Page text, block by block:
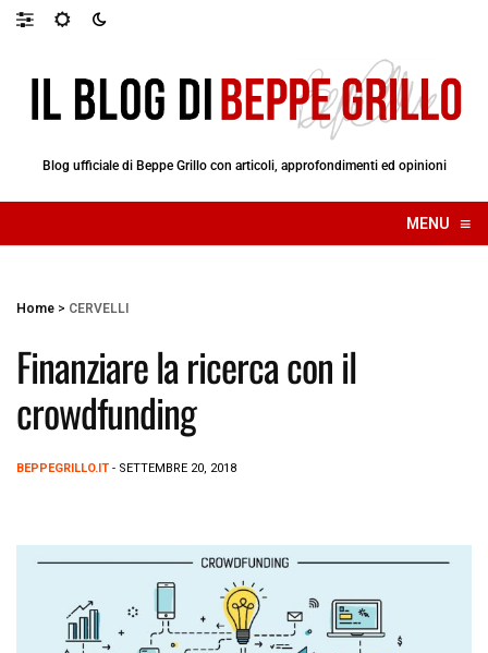
Blog ufficiale di Beppe Grillo con articoli, approfondimenti ed opinioni
MENU ≡
☰
Home > CERVELLI
Finanziare la ricerca con il
crowdfunding
BEPPEGRILLO.IT - SETTEMBRE 20, 2018